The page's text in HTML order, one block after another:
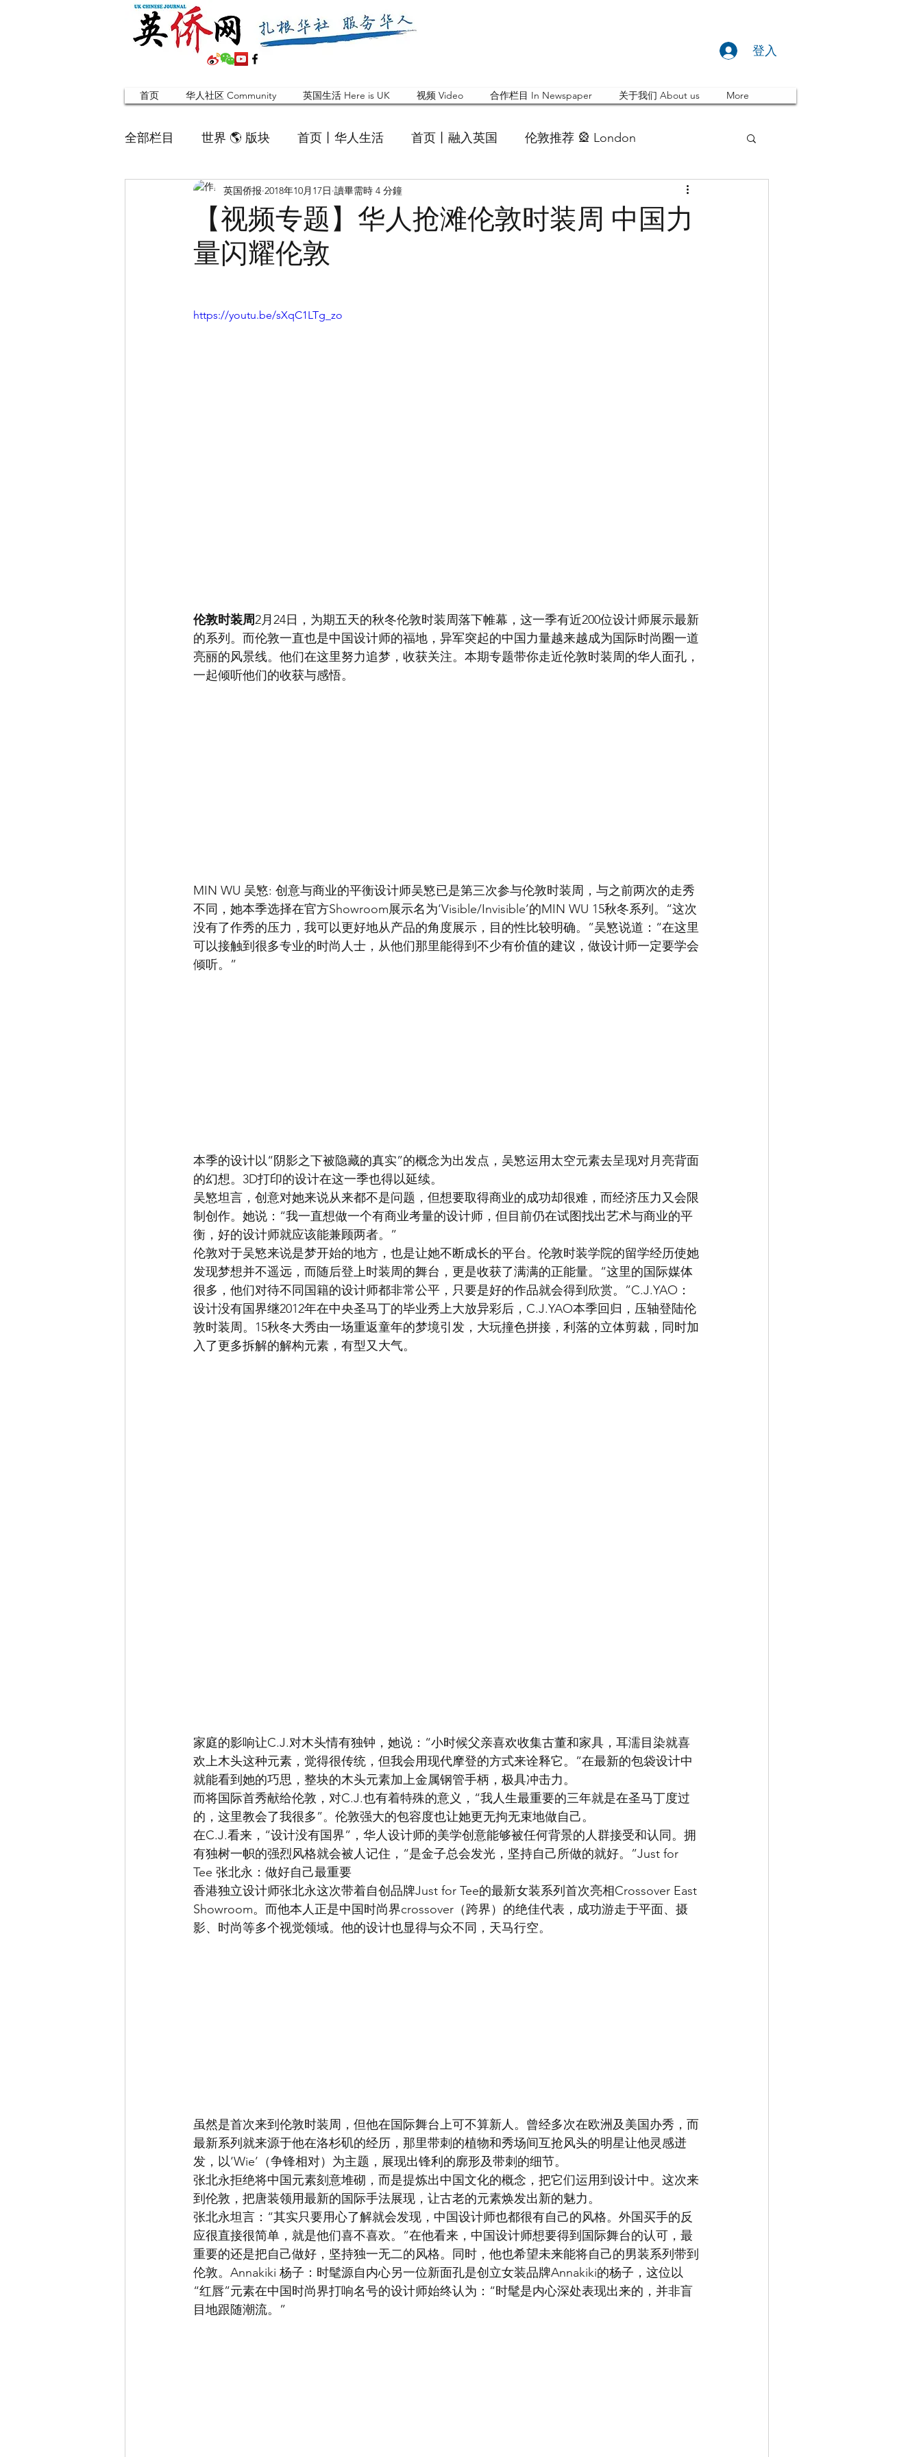
登入
首页 华人社区 Community 英国生活 Here is UK 视频 Video 合作栏目 In Newspaper 关于我们 About us More
全部栏目 世界 🌎 版块 首页丨华人生活 首页丨融入英国 伦敦推荐 🎡 London
英国脱宅指南 Time out 英国快乐肥宅指南 Cola
寻找组织 Friends 华人专题 Feature
【视频专题】华人抢滩伦敦时装周 中国力
量闪耀伦敦
英国侨报 2018年10月17日 讀畢需時 4 分鐘
https://youtu.be/sXqC1LTg_zo
伦敦时装周2月24日，为期五天的秋冬伦敦时装周落下帷幕，这一季有近200位设计师展示最新
的系列。而伦敦一直也是中国设计师的福地，异军突起的中国力量越来越成为国际时尚圈一道
亮丽的风景线。他们在这里努力追梦，收获关注。本期专题带你走近伦敦时装周的华人面孔，
一起倾听他们的收获与感悟。
MIN WU 吴慜: 创意与商业的平衡设计师吴慜已是第三次参与伦敦时装周，与之前两次的走秀
不同，她本季选择在官方Showroom展示名为‘Visible/Invisible’的MIN WU 15秋冬系列。“这次
没有了作秀的压力，我可以更好地从产品的角度展示，目的性比较明确。”吴慜说道：“在这里
可以接触到很多专业的时尚人士，从他们那里能得到不少有价值的建议，做设计师一定要学会
倾听。”
本季的设计以“阴影之下被隐藏的真实”的概念为出发点，吴慜运用太空元素去呈现对月亮背面
的幻想。3D打印的设计在这一季也得以延续。
吴慜坦言，创意对她来说从来都不是问题，但想要取得商业的成功却很难，而经济压力又会限
制创作。她说：“我一直想做一个有商业考量的设计师，但目前仍在试图找出艺术与商业的平
衡，好的设计师就应该能兼顾两者。”
伦敦对于吴慜来说是梦开始的地方，也是让她不断成长的平台。伦敦时装学院的留学经历使她
发现梦想并不遥远，而随后登上时装周的舞台，更是收获了满满的正能量。“这里的国际媒体
很多，他们对待不同国籍的设计师都非常公平，只要是好的作品就会得到欣赏。”C.J.YAO：
设计没有国界继2012年在中央圣马丁的毕业秀上大放异彩后，C.J.YAO本季回归，压轴登陆伦
敦时装周。15秋冬大秀由一场重返童年的梦境引发，大玩撞色拼接，利落的立体剪裁，同时加
入了更多拆解的解构元素，有型又大气。
家庭的影响让C.J.对木头情有独钟，她说：“小时候父亲喜欢收集古董和家具，耳濡目染就喜
欢上木头这种元素，觉得很传统，但我会用现代摩登的方式来诠释它。”在最新的包袋设计中
就能看到她的巧思，整块的木头元素加上金属钢管手柄，极具冲击力。
而将国际首秀献给伦敦，对C.J.也有着特殊的意义，“我人生最重要的三年就是在圣马丁度过
的，这里教会了我很多”。伦敦强大的包容度也让她更无拘无束地做自己。
在C.J.看来，“设计没有国界”，华人设计师的美学创意能够被任何背景的人群接受和认同。拥
有独树一帜的强烈风格就会被人记住，“是金子总会发光，坚持自己所做的就好。”Just for
Tee 张北永：做好自己最重要
香港独立设计师张北永这次带着自创品牌Just for Tee的最新女装系列首次亮相Crossover East
Showroom。而他本人正是中国时尚界crossover（跨界）的绝佳代表，成功游走于平面、摄
影、时尚等多个视觉领域。他的设计也显得与众不同，天马行空。
虽然是首次来到伦敦时装周，但他在国际舞台上可不算新人。曾经多次在欧洲及美国办秀，而
最新系列就来源于他在洛杉矶的经历，那里带刺的植物和秀场间互抢风头的明星让他灵感迸
发，以‘Wie’（争锋相对）为主题，展现出锋利的廓形及带刺的细节。
张北永拒绝将中国元素刻意堆砌，而是提炼出中国文化的概念，把它们运用到设计中。这次来
到伦敦，把唐装领用最新的国际手法展现，让古老的元素焕发出新的魅力。
张北永坦言：“其实只要用心了解就会发现，中国设计师也都很有自己的风格。外国买手的反
应很直接很简单，就是他们喜不喜欢。”在他看来，中国设计师想要得到国际舞台的认可，最
重要的还是把自己做好，坚持独一无二的风格。同时，他也希望未来能将自己的男装系列带到
伦敦。Annakiki 杨子：时髦源自内心另一位新面孔是创立女装品牌Annakiki的杨子，这位以
“红唇”元素在中国时尚界打响名号的设计师始终认为：“时髦是内心深处表现出来的，并非盲
目地跟随潮流。”